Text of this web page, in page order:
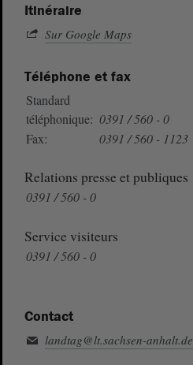
Itinéraire
Sur Google Maps
Téléphone et fax
Standard
téléphonique: 0391 / 560 - 0
Fax:
0391 / 560 - 1123
Relations presse et publiques
0391 / 560 - 0
Service visiteurs
0391 / 560 - 0
Contact
landtag@lt.sachsen-anhalt.de